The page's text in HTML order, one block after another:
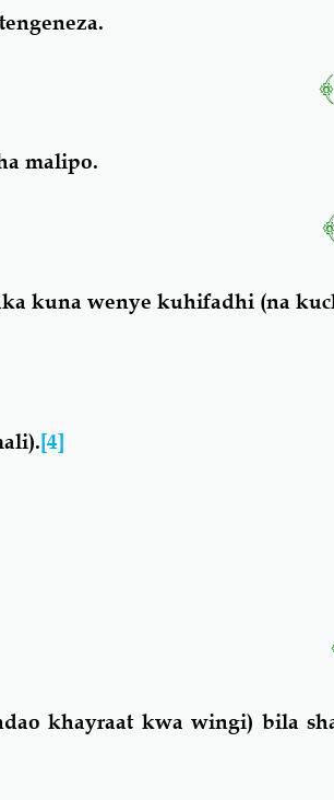
malipo.
kuna wenye kuhifadhi (na
[4]
khayraat kwa wingi) bila